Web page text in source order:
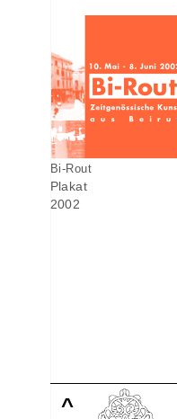
Bi-Rout
Plakat
2002
^